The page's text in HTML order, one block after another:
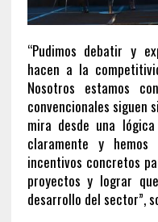
“Pudimos debatir y
hacen a la
Nosotros estamos
convencionales siguen
mira desde una
claramente y
incentivos concretos
proyectos y lograr
desarrollo del sector”,